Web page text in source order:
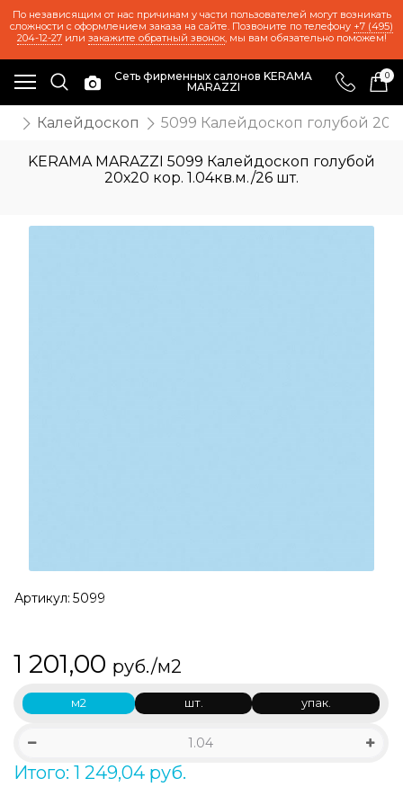
По независящим от нас причинам у части пользователей могут возникать
сложности с оформлением заказа на сайте. Позвоните по телефону +7 (495)
204-12-27или закажите обратный звонок, мы вам обязательно поможем!
Сеть фирменных салонов KERAMA
MARAZZI
0
Калейдоскоп 5099 Калейдоскоп голубой
KERAMA MARAZZI 5099 Калейдоскоп голубой
20х20 кор. 1.04кв.м./26 шт.
Артикул: 5099
1 201,00 руб./м2
м2 шт. упак.
Итого: 1 249,04 руб.